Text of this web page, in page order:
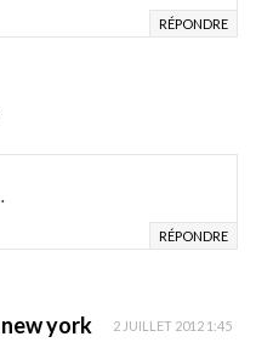
RÉPONDRE
RÉPONDRE
york 2 JUILLET 2012 1:45